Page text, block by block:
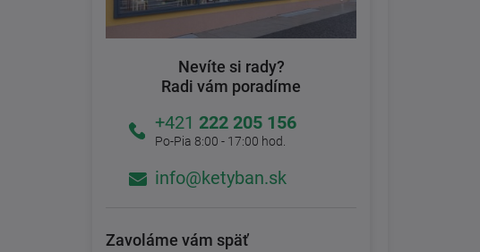
Nevíte si rady?
Radi vám poradíme
+421 222 205 156
Po-Pia 8:00 - 17:00 hod.
info@ketyban.sk
Zavoláme vám späť